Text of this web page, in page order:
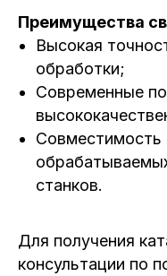
Преимущества
Высокая
обработки;
Современные
станков.
Для получения
консультации по